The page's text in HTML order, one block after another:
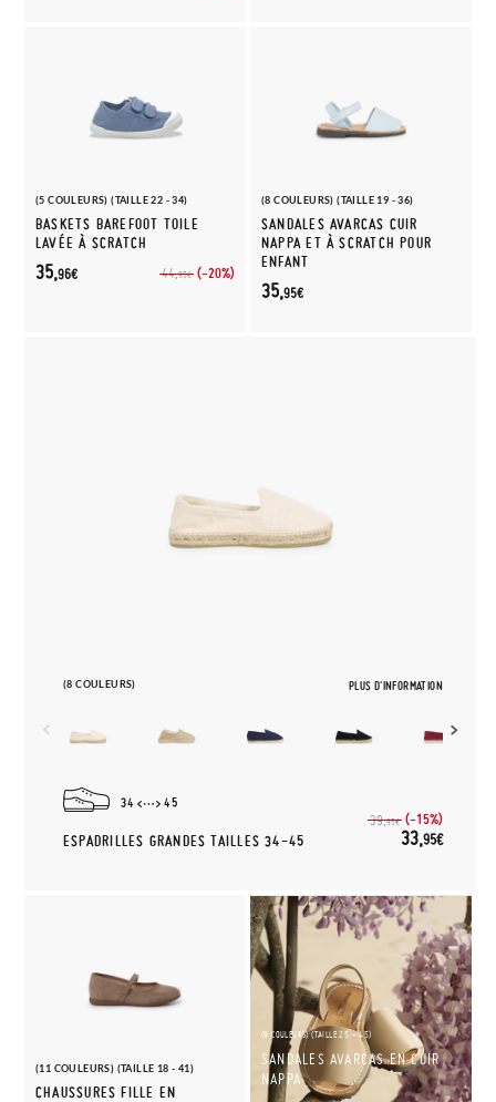
(5 COULEURS) (TAILLE 22 - 34)
BASKETS BAREFOOT TOILE
LAVÉE À SCRATCH
44,95€ (-20%)
35,96€
(8 COULEURS) (TAILLE 19 - 36)
SANDALES AVARCAS CUIR
NAPPA ET À SCRATCH POUR
ENFANT
35,95€
(8 COULEURS) PLUS D'INFORMATION
34 45
ESPADRILLES GRANDES TAILLES 34-45
39,95€ (-15%)
33,95€
(11 COULEURS) (TAILLE 18 - 41)
CHAUSSURES FILLE EN
(9 COULEURS) (TAILLE 25 - 45)
SANDALES AVARCAS EN CUIR
NAPPA